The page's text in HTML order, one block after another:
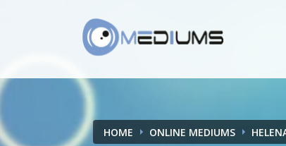
HOME ONLINE MEDIUMS